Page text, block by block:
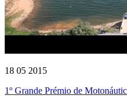
18 05 2015
1º Grande Prémio de